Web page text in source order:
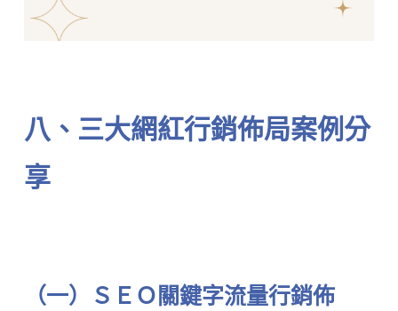
八、三大網紅行銷佈局案例分
享
（一）ＳＥＯ關鍵字流量行銷佈